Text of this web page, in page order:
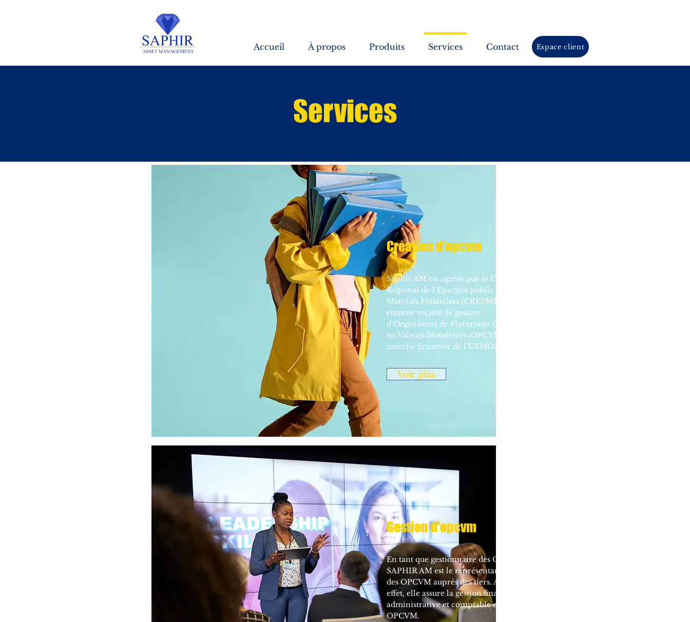
Accueil À propos Produits Services Contact Espace client
Services
Création d’opcvm
Saphir AM est agréée par le Conseil
Régional de l’Epargne public et des
Marchés Financiers (CREPMF)
comme société de gestion
d’Organismes de Placement Collectif
en Valeurs Mobilières (OPCVM) sur le
marché financier de l’UEMOA.
Voir plus
Gestion d’opcvm
En tant que gestionnaire des OPCVM,
SAPHIR AM est le représentant légal
des OPCVM auprès des tiers. A cet
effet, elle assure la gestion financière
administrative et comptable desdits
OPCVM.